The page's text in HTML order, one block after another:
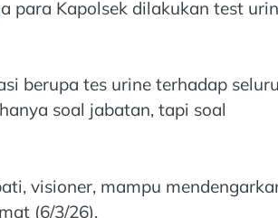
para Kapolsek dilakukan test
berupa tes urine terhadap
soal jabatan, tapi soal
visioner, mampu
(6/3/26).